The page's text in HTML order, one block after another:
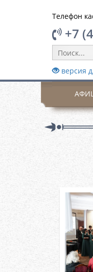
Телефон
+7
версия